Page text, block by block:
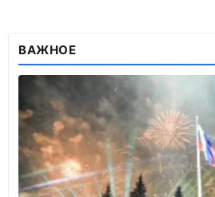
ВАЖНОЕ